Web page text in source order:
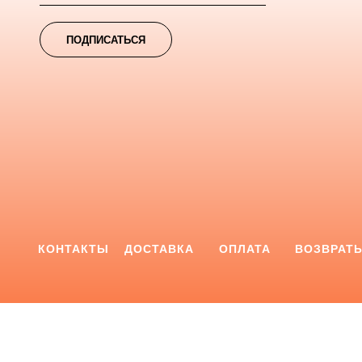
КОНТАКТЫ ДОСТАВКА ОПЛАТА
ПОДПИСАТЬСЯ